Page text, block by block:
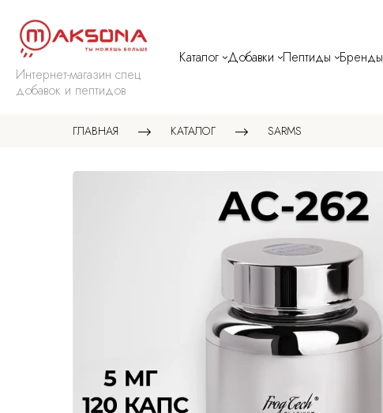
Интернет-магазин спец
добавок и пептидов
Каталог Добавки Пептиды Бренды
ГЛАВНАЯ КАТАЛОГ SARMS